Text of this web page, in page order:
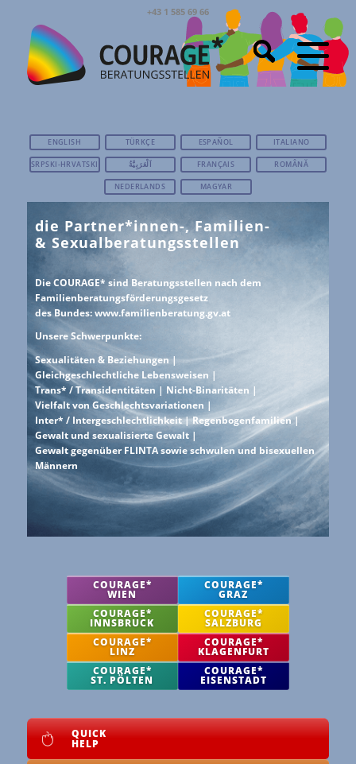
+43 1 585 69 66
ENGLISH TÜRKÇE ESPAÑOL ITALIANO
SRPSKI-HRVATSKI اَلْعَرَبِيَّةُ FRANÇAIS ROMÂNĂ
NEDERLANDS MAGYAR
die Partner*innen-, Familien-
& Sexualberatungsstellen
Die COURAGE* sind Beratungsstellen nach dem
Familienberatungsförderungsgesetz
des Bundes:www.familienberatung.gv.at
Unsere Schwerpunkte:
Sexualitäten & Beziehungen |
Gleichgeschlechtliche Lebensweisen |
Trans* / Transidentitäten | Nicht-Binaritäten |
Vielfalt von Geschlechtsvariationen |
Inter* / Intergeschlechtlichkeit | Regenbogenfamilien |
Gewalt und sexualisierte Gewalt |
Gewalt gegenüber FLINTA sowie schwulen und bisexuellen
Männern
COURAGE*
WIEN
COURAGE*
GRAZ
COURAGE*
INNSBRUCK
COURAGE*
SALZBURG
COURAGE*
LINZ
COURAGE*
KLAGENFURT
COURAGE*
ST. PÖLTEN
COURAGE*
EISENSTADT
QUICK
HELP